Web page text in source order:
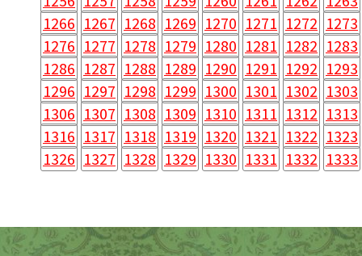
1266 1267 1268 1269 1270 1271 1272 1273
1276 1277 1278 1279 1280 1281 1282 1283
1286 1287 1288 1289 1290 1291 1292 1293
1296 1297 1298 1299 1300 1301 1302 1303
1306 1307 1308 1309 1310 1311 1312 1313
1316 1317 1318 1319 1320 1321 1322 1323
1326 1327 1328 1329 1330 1331 1332 1333